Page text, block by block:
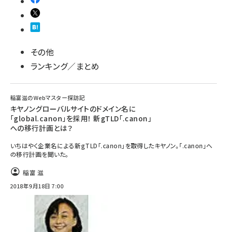
その他
ランキング／まとめ
稲富滋のWebマスター探訪記
キヤノングローバルサイトのドメイン名に
「global.canon」を採用！ 新gTLD「.canon」
への移行計画とは？
いちはやく企業名による新gTLD「.canon」を取得したキヤノン。「.canon」へ
の移行計画を聞いた。
稲富 滋
2018年9月18日 7:00